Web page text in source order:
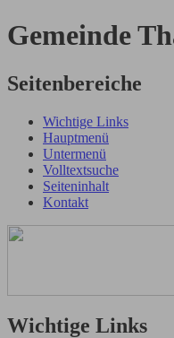
Gemeinde
Seitenbereiche
Wichtige Links
Hauptmenü
Untermenü
Volltextsuche
Seiteninhalt
Kontakt
Wichtige Links